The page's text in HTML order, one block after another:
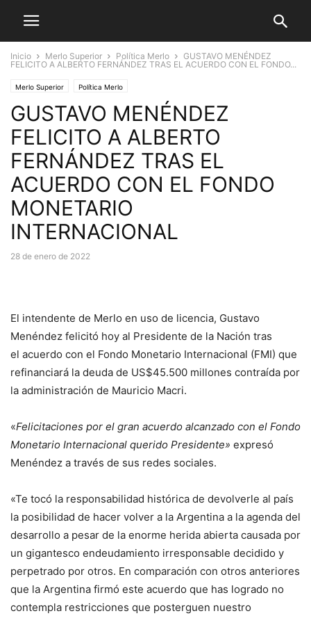
Inicio Merlo Superior Política Merlo
GUSTAVO MENÉNDEZ
FELICITO A ALBERTO FERNÁNDEZ TRAS EL ACUERDO CON EL FONDO...
Merlo Superior Política Merlo
GUSTAVO MENÉNDEZ
FELICITO A ALBERTO
FERNÁNDEZ TRAS EL
ACUERDO CON EL FONDO
MONETARIO
INTERNACIONAL
28 de enero de 2022
El intendente de Merlo en uso de licencia, Gustavo
Menéndez felicitó hoy al Presidente de la Nación tras
el acuerdo con el Fondo Monetario Internacional (FMI) que
refinanciará la deuda de US$45.500 millones contraída por
la administración de Mauricio Macri.
«Felicitaciones por el gran acuerdo alcanzado con el Fondo
Monetario Internacional querido Presidente» expresó
Menéndez a través de sus redes sociales.
«Te tocó la responsabilidad histórica de devolverle al país
la posibilidad de hacer volver a la Argentina a la agenda del
desarrollo a pesar de la enorme herida abierta causada por
un gigantesco endeudamiento irresponsable decidido y
perpetrado por otros. En comparación con otros anteriores
que la Argentina firmó este acuerdo que has logrado no
contempla restricciones que posterguen nuestro